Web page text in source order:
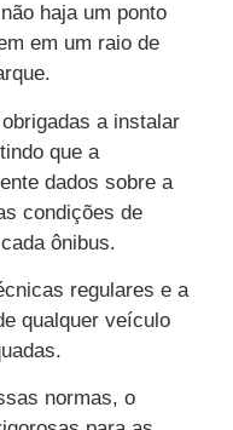
haja um ponto
em um raio de
a instalar
que a
dados sobre a
condições de
ônibus.
regulares e a
qualquer veículo
normas, o